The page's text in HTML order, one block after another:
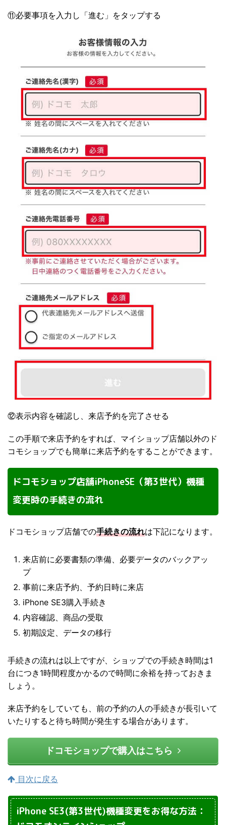
⑪必要事項を入力し「進む」をタップする
⑫表示内容を確認し、来店予約を完了させる
この手順で来店予約をすれば、マイショップ店舗以外のド
コモショップでも簡単に来店予約をすることができます。
ドコモショップ店舗iPhoneSE（第3世代）機種
変更時の手続きの流れ
ドコモショップ店舗での手続きの流れは下記になります。
来店前に必要書類の準備、必要データのバックアッ
プ
事前に来店予約、予約日時に来店
iPhone SE3購入手続き
内容確認、商品の受取
初期設定、データの移行
手続きの流れは以上ですが、ショップでの手続き時間は1
台につき1時間程度かかるので時間に余裕を持っておきま
しょう。
来店予約をしていても、前の予約の人の手続きが長引いて
いたりすると待ち時間が発生する場合があります。
ドコモショップで購入はこちら
目次に戻る
iPhone SE3(第3世代)機種変更をお得な方法：